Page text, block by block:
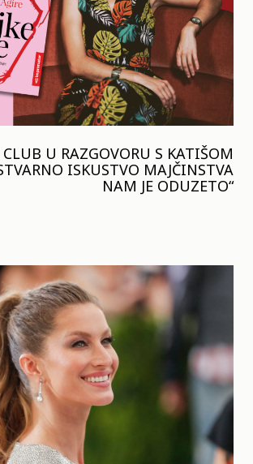
U RAZGOVORU S KATIŠOM
ISKUSTVO MAJČINSTVA
NAM JE ODUZETO“